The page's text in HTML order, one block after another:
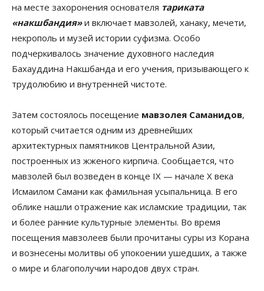
на месте захоронения основателя тариката
«накшбандия» и включает мавзолей, ханаку, мечети,
некрополь и музей истории суфизма. Особо
подчеркивалось значение духовного наследия
Бахауддина Накшбанда и его учения, призывающего к
трудолюбию и внутренней чистоте.
Затем состоялось посещение мавзолея Саманидов,
который считается одним из древнейших
архитектурных памятников Центральной Азии,
построенных из жженого кирпича. Сообщается, что
мавзолей был возведен в конце IX — начале X века
Исмаилом Самани как фамильная усыпальница. В его
облике нашли отражение как исламские традиции, так
и более ранние культурные элементы. Во время
посещения мавзолеев были прочитаны суры из Корана
и вознесены молитвы об упокоении ушедших, а также
о мире и благополучии народов двух стран.